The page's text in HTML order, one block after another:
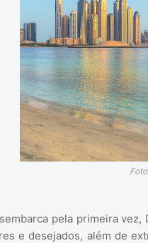
pela primeira
e desejados, além de